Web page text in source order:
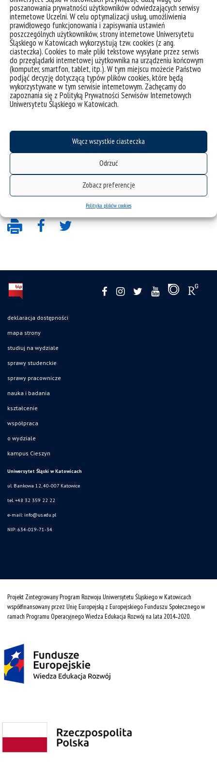
poszanowania prywatności użytkowników odwiedzających serwisy
internetowe Uczelni. W celu optymalizacji usług, umożliwienia
prawidłowego funkcjonowania i zapisywania ustawień
poszczególnych użytkowników, strony internetowe Uniwersytetu
Śląskiego w Katowicach wykorzystują tzw. cookies (z ang.
ciasteczka). Cookies to małe pliki tekstowe wysyłane przez serwis
do przeglądarki internetowej użytkownika na urządzeniu końcowym
(komputer, smartfon, tablet, itp.). W tym miejscu możecie Państwo
podjąć decyzję dotyczącą typów plików cookies, które będą
wykorzystywane w tym serwisie internetowym. Zachęcamy do
zapoznania się z Polityką Prywatności Serwisów Internetowych
Uniwersytetu Śląskiego w Katowicach.
Włącz wszystkie ciasteczka
Odrzuć
Zobacz preferencje
Polityka plików cookies
link do strony projektu:
https://sztukaponadgranicami.eu/mosty
badawcze/gamelab/multimedia/sztuka-ponad-
granicami-mosty-polsko-czeski-projekt-
artystyczny-finansowany-przez-ministerstwo-
spraw-zagranicznych-2/
deklaracja dostępności
mapa strony
studiuj na wydziale
sprawy studenckie
sprawy pracownicze
nauka i badania
kształcenie
współpraca
o wydziale
kampus Cieszyn
Uniwersytet Śląski w Katowicach
ul. Bankowa 12, 40-007 Katowice
tel. +48 32 359 22 22
e-mail: info@us.edu.pl
NIP: 634-019-71-34
Projekt Zintegrowany Program Rozwoju Uniwersytetu Śląskiego w Katowicach
współfinansowany przez Unię Europejską z Europejskiego Funduszu Społecznego w
ramach Programu Operacyjnego Wiedza Edukacja Rozwój na lata 2014˗2020.